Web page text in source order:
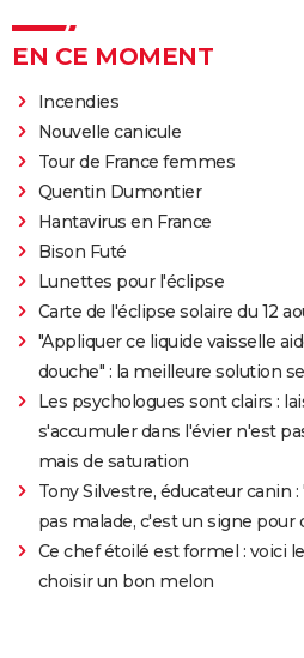
EN CE MOMENT
Incendies
Nouvelle canicule
Tour de France femmes
Quentin Dumontier
Hantavirus en France
Bison Futé
Lunettes pour l'éclipse
Carte de l'éclipse solaire du 12
"Appliquer ce liquide vaisselle
douche" : la meilleure solution
Les psychologues sont clairs :
s'accumuler dans l'évier n'est
mais de saturation
Tony Silvestre, éducateur canin
pas malade, c'est un signe pour
Ce chef étoilé est formel : voici
choisir un bon melon